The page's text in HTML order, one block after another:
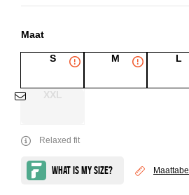
Maat
S M L
XXL
Maattabel
Relaxed fit